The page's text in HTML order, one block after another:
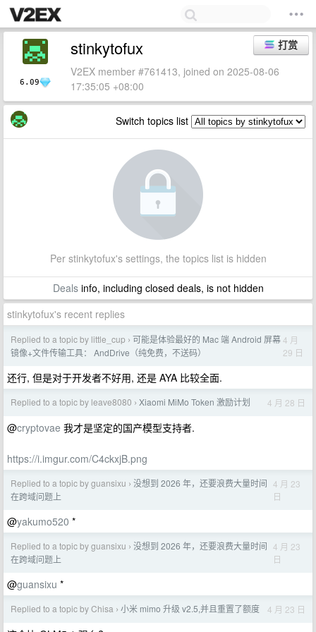
6.09
打赏
stinkytofux
V2EX member #761413, joined on 2025-08-06
17:35:05 +08:00
Switch topics list
Per stinkytofux's settings, the topics list is hidden
Dealsinfo, including closed deals, is not hidden
stinkytofux's recent replies
Replied to a topic by little_cup › 可能是体验最好的 Mac 端 Android 屏幕
镜像+文件传输工具： AndDrive（纯免费，不送码）
4 月
29 日
还行, 但是对于开发者不好用, 还是 AYA 比较全面.
Replied to a topic by leave8080 › Xiaomi MiMo Token 激励计划 4 月 28 日
@cryptovae 我才是坚定的国产模型支持者.
https://i.imgur.com/C4ckxjB.png
Replied to a topic by guansixu › 没想到 2026 年，还要浪费大量时间
在跨域问题上
4 月 23
日
@yakumo520 *
Replied to a topic by guansixu › 没想到 2026 年，还要浪费大量时间
在跨域问题上
4 月 23
日
@guansixu *
Replied to a topic by Chisa › 小米 mimo 升级 v2.5,并且重置了额度 4 月 23 日